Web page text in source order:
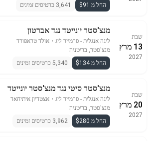
החל מ $91
3,641 כרטיסים זמינים
שבת
13 מרץ
2027
מנצ'סטר יונייטד נגד אברטון
ליגה אנגלית - פרמייר ליג ・ אולד טראפורד
מנצ'סטר, בריטניה
החל מ $134
5,340 כרטיסים זמינים
שבת
20 מרץ
2027
מנצ'סטר סיטי נגד מנצ'סטר יונייטד
ליגה אנגלית - פרמייר ליג ・ אצטדיון איתיחאד
מנצ'סטר, בריטניה
החל מ $280
3,962 כרטיסים זמינים